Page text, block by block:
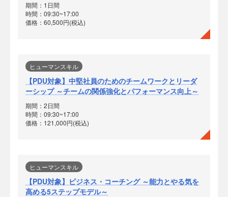
期間：1日間
時間：09:30~17:00
価格：60,500円(税込)
ヒューマンスキル
【PDU対象】中堅社員のためのチームワークとリーダ
ーシップ ～チームの関係強化とパフォーマンス向上～
期間：2日間
時間：09:30~17:00
価格：121,000円(税込)
ヒューマンスキル
【PDU対象】ビジネス・コーチング ～能力とやる気を
高める5ステップモデル～